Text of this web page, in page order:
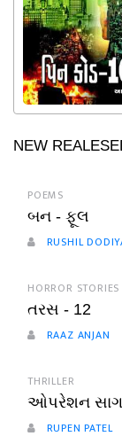
NEW
POEMS
બન - ફૂલ
RUSHIL
HORROR STORIES
તરસ - 12
RAAZ ANJAN
THRILLER
ઓપરેશન
RUPEN PATEL